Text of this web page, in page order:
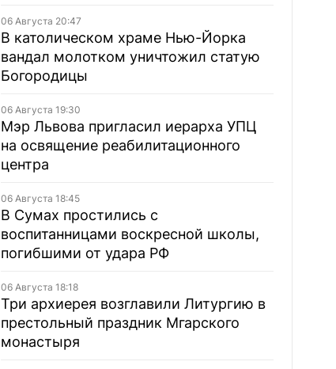
06 Августа 20:47
В католическом храме Нью-Йорка
вандал молотком уничтожил статую
Богородицы
06 Августа 19:30
Мэр Львова пригласил иерарха УПЦ
на освящение реабилитационного
центра
06 Августа 18:45
В Сумах простились с
воспитанницами воскресной школы,
погибшими от удара РФ
06 Августа 18:18
Три архиерея возглавили Литургию в
престольный праздник Мгарского
монастыря